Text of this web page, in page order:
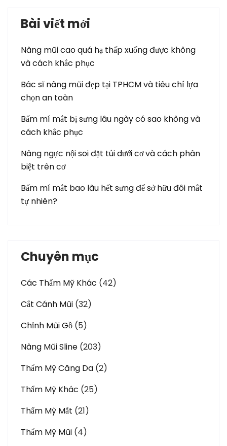
Bài viết mới
Nâng mũi cao quá hạ thấp xuống được không
và cách khắc phục
Bác sĩ nâng mũi đẹp tại TPHCM và tiêu chí lựa
chọn an toàn
Bấm mí mắt bị sưng lâu ngày có sao không và
cách khắc phục
Nâng ngực nội soi đặt túi dưới cơ và cách phân
biệt trên cơ
Bấm mí mắt bao lâu hết sưng để sở hữu đôi mắt
tự nhiên?
Chuyên mục
Các Thẩm Mỹ Khác (42)
Cắt Cánh Mũi (32)
Chỉnh Mũi Gồ (5)
Nâng Mũi Sline (203)
Thẩm Mỹ Căng Da (2)
Thẩm Mỹ Khác (25)
Thẩm Mỹ Mắt (21)
Thẩm Mỹ Mũi (4)